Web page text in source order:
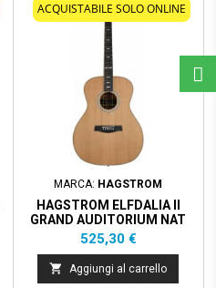
ACQUISTABILE SOLO ONLINE
MARCA: HAGSTROM
HAGSTROM ELFDALIA II
GRAND AUDITORIUM NAT
Prezzo
525,30 €
 Aggiungi al carrello